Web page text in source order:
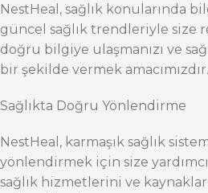
NestHeal, sağlık konularında
güncel sağlık trendleriyle size
doğru bilgiye ulaşmanızı ve
bir şekilde vermek amacımızdır.
Sağlıkta Doğru Yönlendirme
NestHeal, karmaşık sağlık
yönlendirmek için size
sağlık hizmetlerini ve